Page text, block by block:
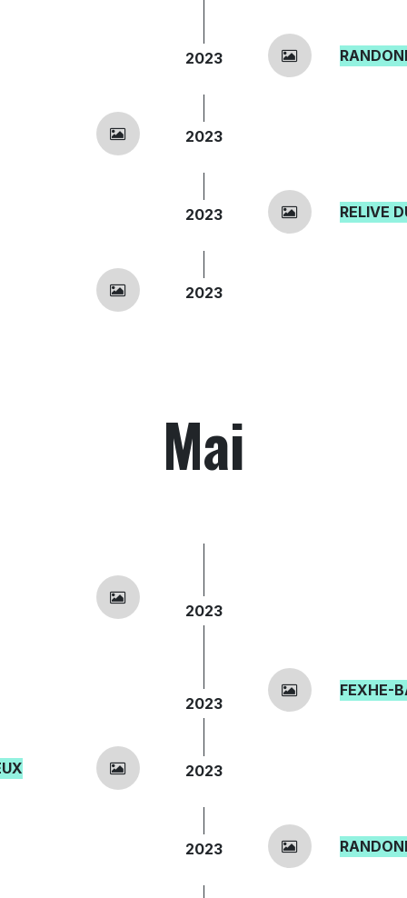
2023
2023
2023 RELIVE
2023
Mai
2023
2023
FEXHE-
2023
2023